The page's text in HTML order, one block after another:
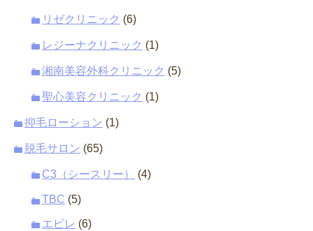
リゼクリニック (6)
レジーナクリニック (1)
湘南美容外科クリニック (5)
聖心美容クリニック (1)
抑毛ローション (1)
脱毛サロン (65)
C3（シースリー） (4)
TBC (5)
エピレ (6)